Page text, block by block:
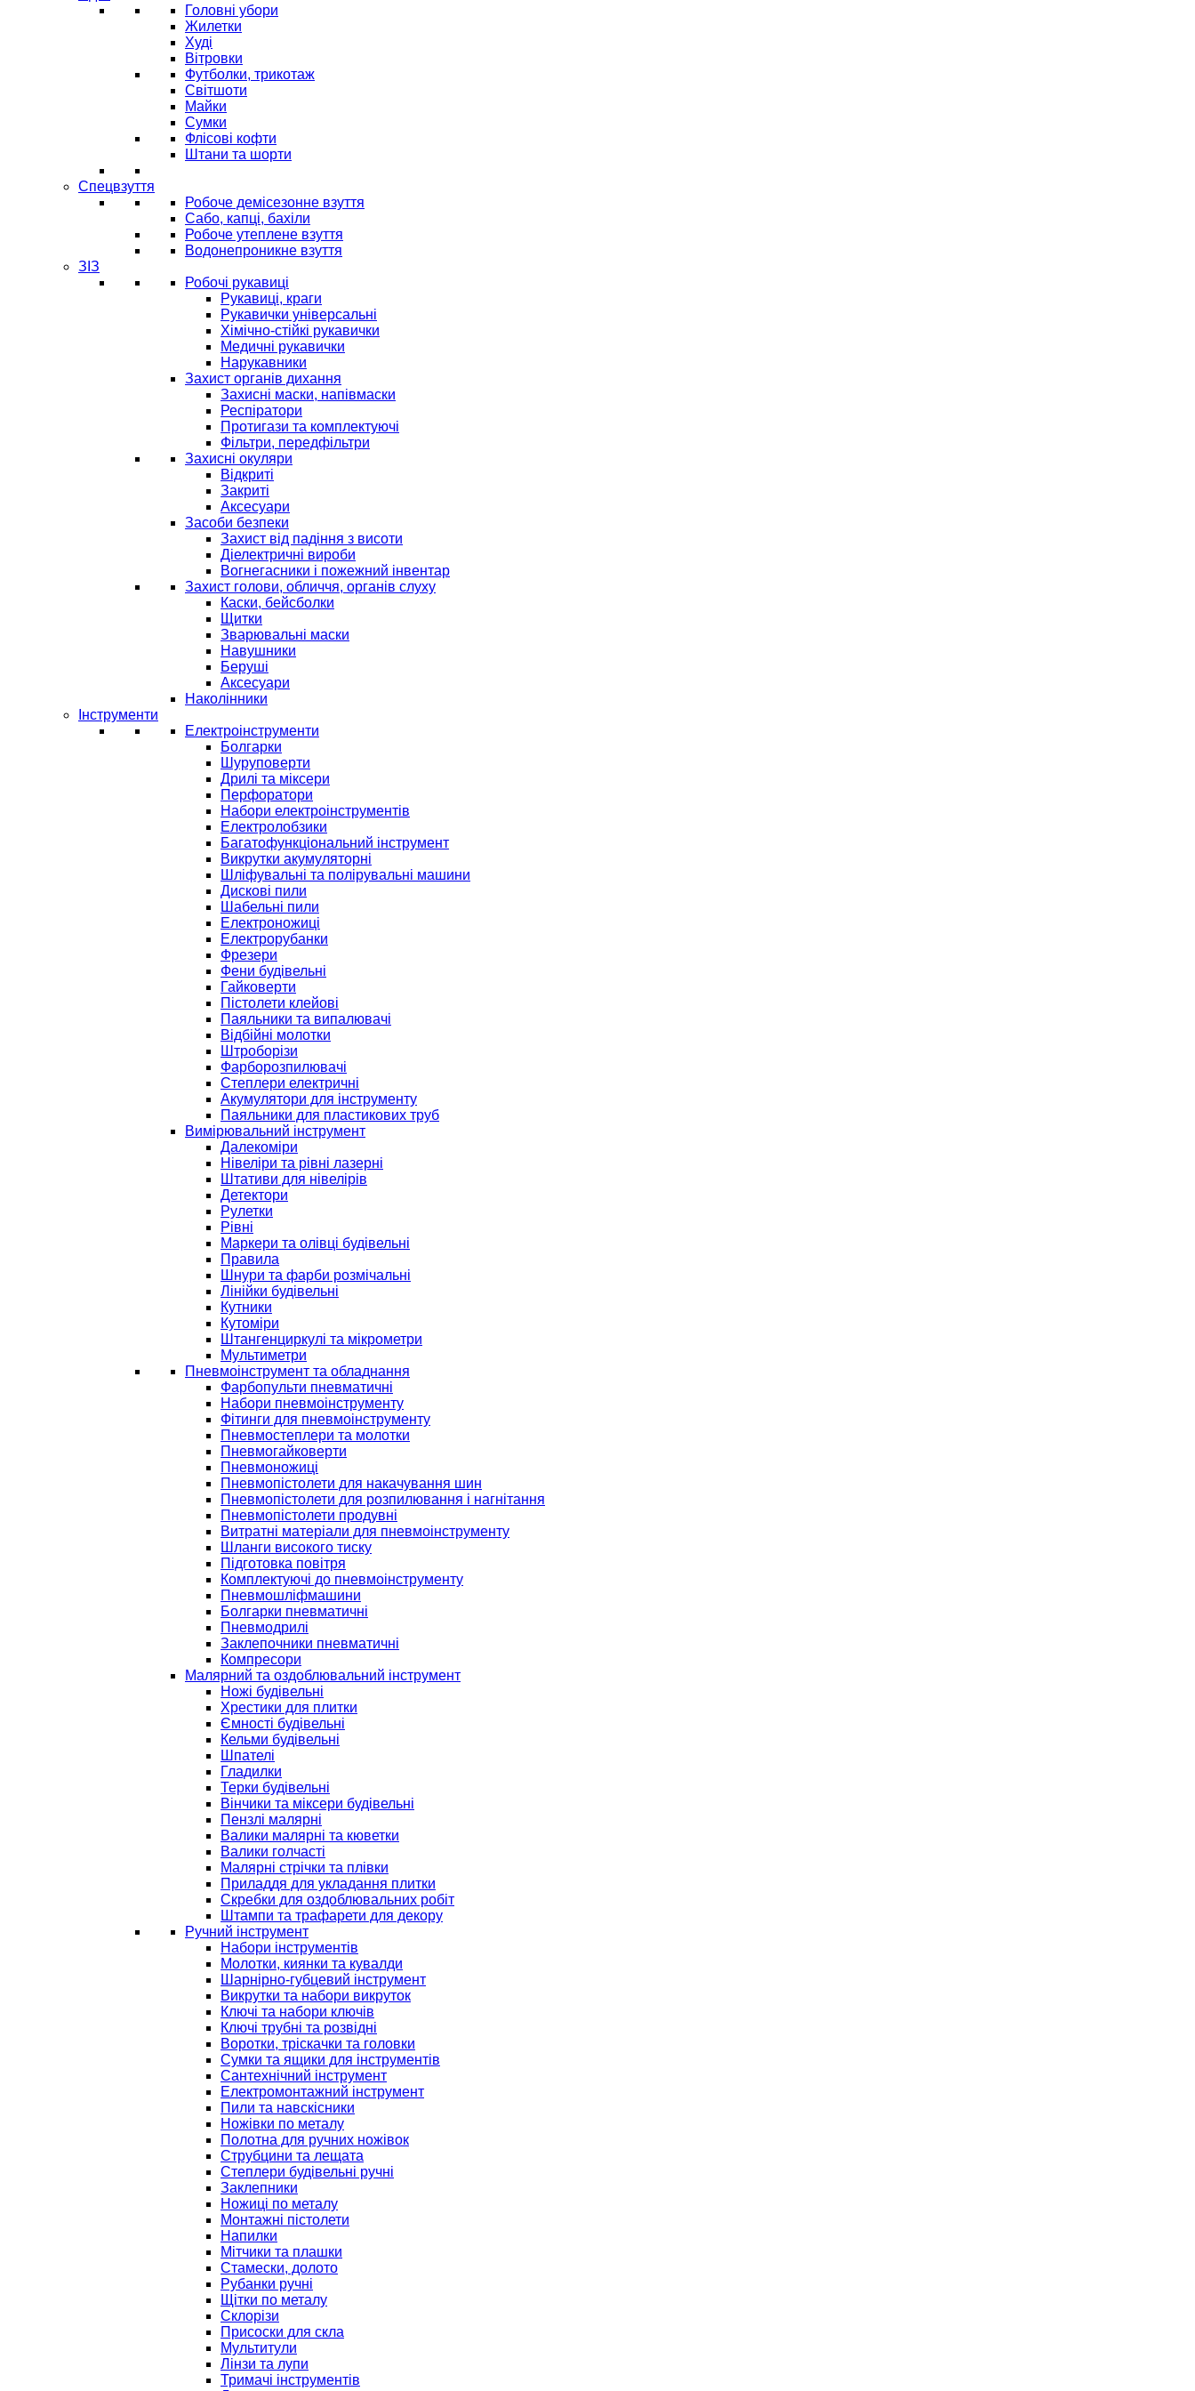
Головні убори
Жилетки
Худі
Вітровки
Футболки, трикотаж
Світшоти
Майки
Сумки
Флісові кофти
Штани та шорти
Спецвзуття
Робоче демісезонне взуття
Сабо, капці, бахіли
Робоче утеплене взуття
Водонепроникне взуття
ЗІЗ
Робочі рукавиці
Рукавиці, краги
Рукавички універсальні
Хімічно-стійкі рукавички
Медичні рукавички
Нарукавники
Захист органів дихання
Захисні маски, напівмаски
Респіратори
Протигази та комплектуючі
Фільтри, передфільтри
Захисні окуляри
Відкриті
Закриті
Аксесуари
Засоби безпеки
Захист від падіння з висоти
Діелектричні вироби
Вогнегасники і пожежний інвентар
Захист голови, обличчя, органів слуху
Каски, бейсболки
Щитки
Зварювальні маски
Навушники
Беруші
Аксесуари
Наколінники
Інструменти
Електроінструменти
Болгарки
Шуруповерти
Дрилі та міксери
Перфоратори
Набори електроінструментів
Електролобзики
Багатофункціональний інструмент
Викрутки акумуляторні
Шліфувальні та полірувальні машини
Дискові пили
Шабельні пили
Електроножиці
Електрорубанки
Фрезери
Фени будівельні
Гайковерти
Пістолети клейові
Паяльники та випалювачі
Відбійні молотки
Штроборізи
Фарборозпилювачі
Степлери електричні
Акумулятори для інструменту
Паяльники для пластикових труб
Вимірювальний інструмент
Далекоміри
Нівеліри та рівні лазерні
Штативи для нівелірів
Детектори
Рулетки
Рівні
Маркери та олівці будівельні
Правила
Шнури та фарби розмічальні
Лінійки будівельні
Кутники
Кутоміри
Штангенциркулі та мікрометри
Мультиметри
Пневмоінструмент та обладнання
Фарбопульти пневматичні
Набори пневмоінструменту
Фітинги для пневмоінструменту
Пневмостеплери та молотки
Пневмогайковерти
Пневмоножиці
Пневмопістолети для накачування шин
Пневмопістолети для розпилювання і нагнітання
Пневмопістолети продувні
Витратні матеріали для пневмоінструменту
Шланги високого тиску
Підготовка повітря
Комплектуючі до пневмоінструменту
Пневмошліфмашини
Болгарки пневматичні
Пневмодрилі
Заклепочники пневматичні
Компресори
Малярний та оздоблювальний інструмент
Ножі будівельні
Хрестики для плитки
Ємності будівельні
Кельми будівельні
Шпателі
Гладилки
Терки будівельні
Вінчики та міксери будівельні
Пензлі малярні
Валики малярні та кюветки
Валики голчасті
Малярні стрічки та плівки
Приладдя для укладання плитки
Скребки для оздоблювальних робіт
Штампи та трафарети для декору
Ручний інструмент
Набори інструментів
Молотки, киянки та кувалди
Шарнірно-губцевий інструмент
Викрутки та набори викруток
Ключі та набори ключів
Ключі трубні та розвідні
Воротки, тріскачки та головки
Сумки та ящики для інструментів
Сантехнічний інструмент
Електромонтажний інструмент
Пили та навскісники
Ножівки по металу
Полотна для ручних ножівок
Струбцини та лещата
Степлери будівельні ручні
Заклепники
Ножиці по металу
Монтажні пістолети
Напилки
Мітчики та плашки
Стамески, долото
Рубанки ручні
Щітки по металу
Склорізи
Присоски для скла
Мультитули
Лінзи та лупи
Тримачі інструментів